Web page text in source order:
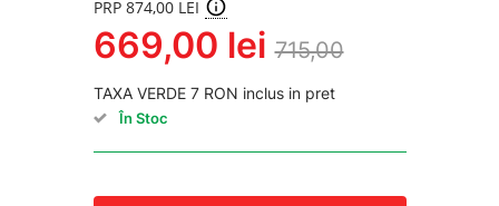
PRP 874,00 LEI
669,00 lei 715,00
TAXA VERDE 7 RON inclus in pret
În Stoc